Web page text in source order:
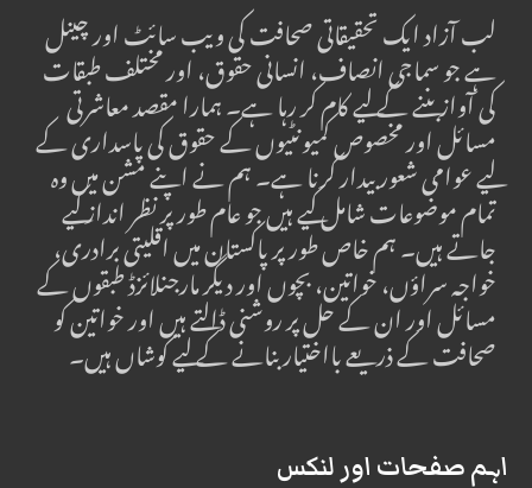
لب آزاد ایک تحقیقاتی صحافت کی ویب سائٹ اور چینل
ہے جو سماجی انصاف، انسانی حقوق، اور مختلف طبقات
کی آواز بننے کے لیے کام کر رہا ہے۔ ہمارا مقصد معاشرتی
مسائل اور مخصوص کمیونٹیوں کے حقوق کی پاسداری کے
لیے عوامی شعور بیدار کرنا ہے۔ ہم نے اپنے مشن میں وہ
تمام موضوعات شامل کیے ہیں جو عام طور پر نظر انداز کیے
جاتے ہیں۔ ہم خاص طور پر پاکستان میں اقلیتی برادری،
خواجہ سراؤں، خواتین، بچوں اور دیگر مارجنلائزڈ طبقوں کے
مسائل اور ان کے حل پر روشنی ڈالتے ہیں اور خواتین کو
صحافت کے ذریعے بااختیار بنانے کے لیے کوشاں ہیں۔
اہم صفحات اور لنکس